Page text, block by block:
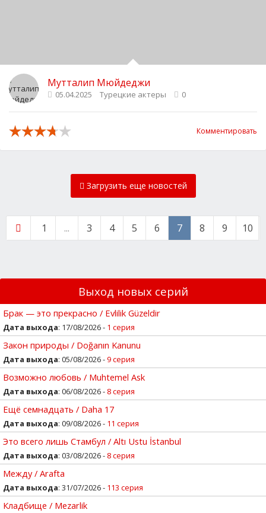
Мутталип Мюйдеджи
05.04.2025 Турецкие актеры 0
Комментировать
Загрузить еще новостей
1 ... 3 4 5 6 7 8 9 10
Выход новых серий
Брак — это прекрасно / Evlilik Güzeldir
Дата выхода: 17/08/2026 - 1 серия
Закон природы / Doğanın Kanunu
Дата выхода: 05/08/2026 -9 серия
Возможно любовь / Muhtemel Ask
Дата выхода: 06/08/2026 - 8 серия
Ещё семнадцать / Daha 17
Дата выхода: 09/08/2026 - 11 серия
Это всего лишь Стамбул / Altı Ustu İstanbul
Дата выхода: 03/08/2026 - 8 серия
Между / Arafta
Дата выхода: 31/07/2026 - 113 серия
Кладбище / Mezarlik